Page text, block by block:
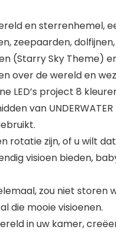
en sterrenhemel,
zeepaarden,
(Starry Sky Theme)
over de wereld en
LED’s project 8
van
rotatie zijn, of u wilt
visioen bieden,
zou niet storen
die mooie visioenen.
in uw kamer,